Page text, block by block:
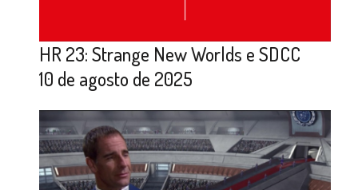
HR 23: Strange New Worlds e SDCC
10 de agosto de 2025